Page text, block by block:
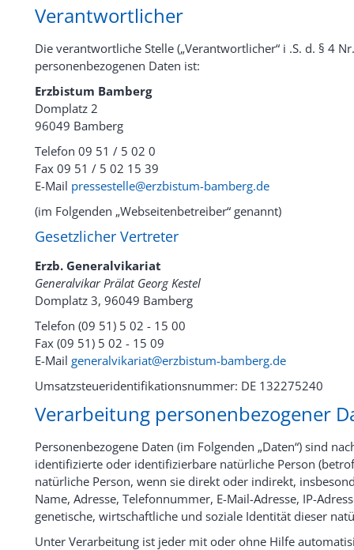
Verantwortlicher
Die verantwortliche Stelle („Verantwortlicher“ i .S. d. § 4
personenbezogenen Daten ist:
Erzbistum Bamberg
Domplatz 2
96049 Bamberg
Telefon 09 51 / 5 02 0
Fax 09 51 / 5 02 15 39
E-Mail pressestelle@erzbistum-bamberg.de
(im Folgenden „Webseitenbetreiber“ genannt)
Gesetzlicher Vertreter
Erzb. Generalvikariat
Generalvikar Prälat Georg Kestel
Domplatz 3, 96049 Bamberg
Telefon (09 51) 5 02 - 15 00
Fax (09 51) 5 02 - 15 09
E-Mail generalvikariat@erzbistum-bamberg.de
Umsatzsteueridentifikationsnummer: DE 132275240
Verarbeitung personenbezogener
Personenbezogene Daten (im Folgenden „Daten“) sind
identifizierte oder identifizierbare natürliche Person
natürliche Person, wenn sie direkt oder indirekt,
Name, Adresse, Telefonnummer, E-Mail-Adresse, IP-
genetische, wirtschaftliche und soziale Identität dieser
Unter Verarbeitung ist jeder mit oder ohne Hilfe